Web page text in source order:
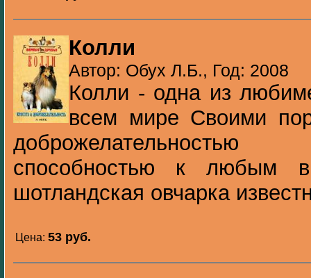
Колли
Автор: Обух Л.Б., Год: 2008
Колли - одна из
всем мире Своими
доброжелательностью
способностью к любым
шотландская овчарка
Цена: 53 pуб.